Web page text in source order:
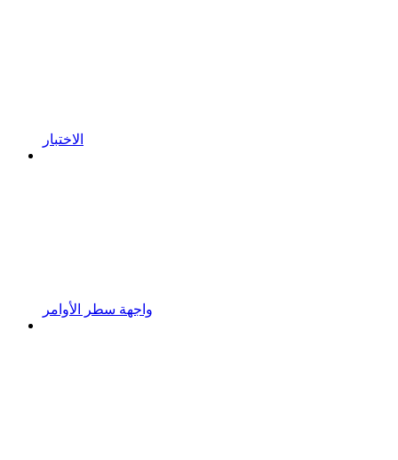
الاختبار
واجهة سطر الأوامر